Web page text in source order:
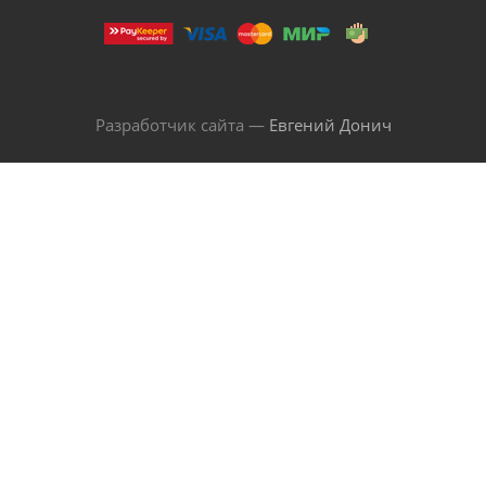
Разработчик сайта — Евгений Донич